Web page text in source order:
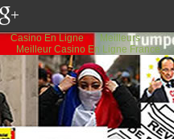
Casino En Ligne
Meilleurs
Meilleur Casino En Ligne France